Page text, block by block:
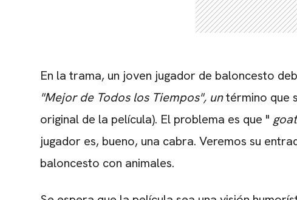
En la trama, un joven jugador de baloncesto
"Mejor de Todos los Tiempos", untérmino que
original de la película). El problema es que "
jugador es, bueno, una cabra. Veremos su
baloncesto con animales.